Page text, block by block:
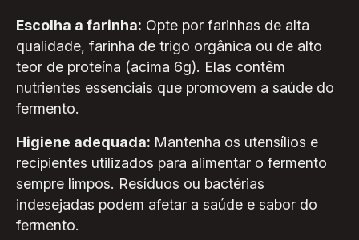
Escolha a farinha: Opte por farinhas de alta
qualidade, farinha de trigo orgânica ou de alto
teor de proteína (acima 6g). Elas contêm
nutrientes essenciais que promovem a saúde do
fermento.
Higiene adequada: Mantenha os utensílios e
recipientes utilizados para alimentar o fermento
sempre limpos. Resíduos ou bactérias
indesejadas podem afetar a saúde e sabor do
fermento.